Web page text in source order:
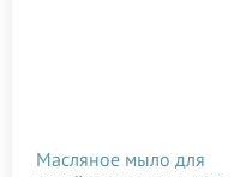
Масляное мыло для